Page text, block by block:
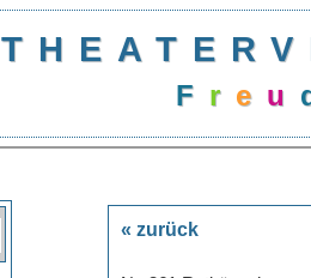
Freu
« zurück